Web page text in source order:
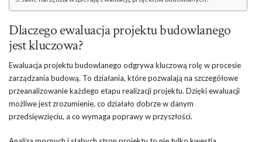
Dlaczego ewaluacja projektu budowlanego
jest kluczowa?
Ewaluacja projektu budowlanego odgrywa kluczową rolę w procesie
zarządzania budową. To działania, które pozwalają na szczegółowe
przeanalizowanie każdego etapu realizacji projektu. Dzięki ewaluacji
możliwe jest zrozumienie, co działało dobrze w danym
przedsięwzięciu, a co wymaga poprawy w przyszłości.